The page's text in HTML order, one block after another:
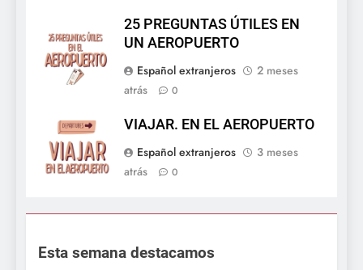
25 PREGUNTAS ÚTILES EN
UN AEROPUERTO
Español extranjeros
2 meses
atrás
0
VIAJAR. EN EL AEROPUERTO
Español extranjeros
3 meses
atrás
0
Esta semana destacamos